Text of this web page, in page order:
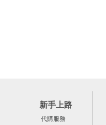
新手上路
代購服務